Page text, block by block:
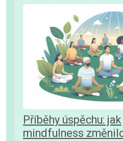
Příběhy úspěchu: jak
mindfulness